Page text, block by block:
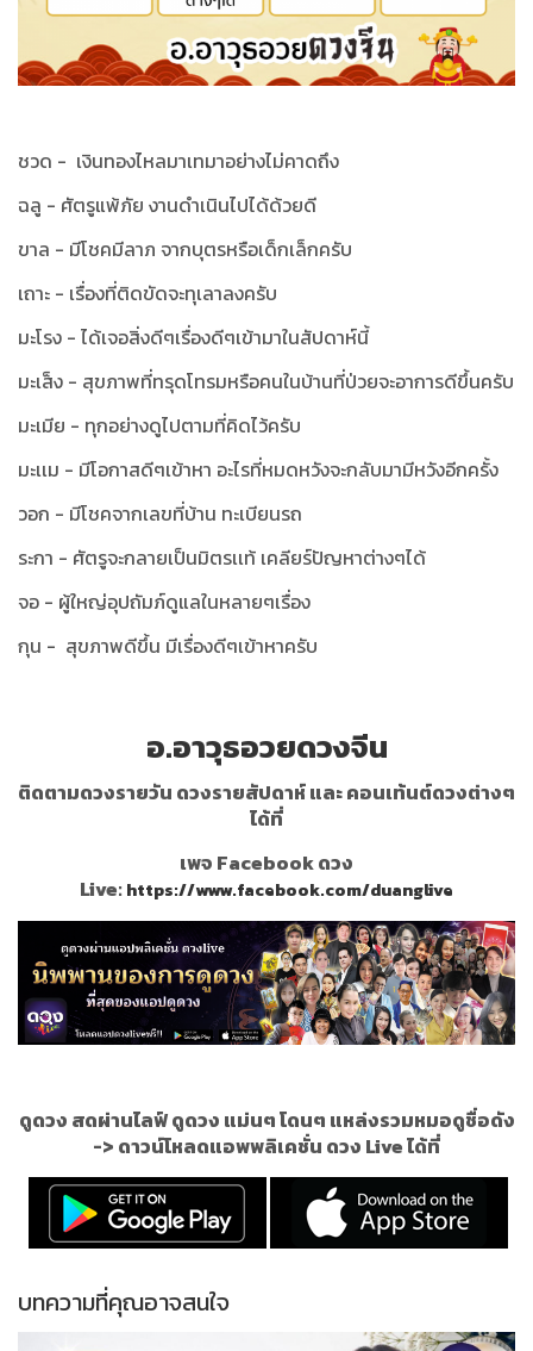
ชวด - เงินทองไหลมาเทมาอย่างไม่คาดถึง
ฉลู - ศัตรูแพ้ภัย งานดำเนินไปได้ด้วยดี
ขาล - มีโชคมีลาภ จากบุตรหรือเด็กเล็กครับ
เถาะ - เรื่องที่ติดขัดจะทุเลาลงครับ
มะโรง - ได้เจอสิ่งดีๆเรื่องดีๆเข้ามาในสัปดาห์นี้
มะเส็ง - สุขภาพที่ทรุดโทรมหรือคนในบ้านที่ป่วยจะอาการดีขึ้นครับ
มะเมีย - ทุกอย่างดูไปตามที่คิดไว้ครับ
มะเเม - มีโอกาสดีๆเข้าหา อะไรที่หมดหวังจะกลับมามีหวังอีกครั้ง
วอก - มีโชคจากเลขที่บ้าน ทะเบียนรถ
ระกา - ศัตรูจะกลายเป็นมิตรเเท้ เคลียร์ปัญหาต่างๆได้
จอ - ผู้ใหญ่อุปถัมภ์ดูแลในหลายๆเรื่อง
กุน - สุขภาพดีขึ้น มีเรื่องดีๆเข้าหาครับ
อ.อาวุธอวยดวงจีน
ติดตามดวงรายวัน ดวงรายสัปดาห์ และ คอนเท้นต์ดวงต่างๆ
ได้ที่
เพจ Facebook ดวง
Live:https://www.facebook.com/duanglive
ดูดวง สดผ่านไลฟ์ ดูดวง แม่นๆ โดนๆ แหล่งรวมหมอดูชื่อดัง
-> ดาวน์โหลดแอพพลิเคชั่น ดวง Live ได้ที่
บทความที่คุณอาจสนใจ